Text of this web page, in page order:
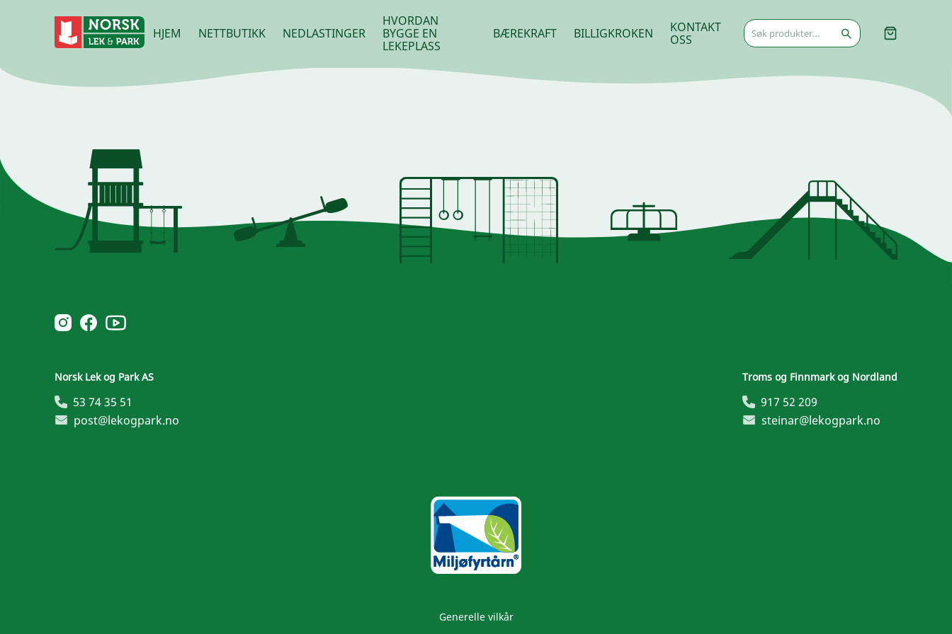
HJEM NETTBUTIKK NEDLASTINGER
HVORDAN
BYGGE EN
LEKEPLASS
BÆREKRAFT BILLIGKROKEN
KONTAKT
OSS
Søk
etter:
Norsk Leg & Park instagram
Norsk Leg & Park facebook
Norsk Leg & Park youtube
Norsk Lek og Park AS
53 74 35 51
post@lekogpark.no
Troms og Finnmark og Nordland
917 52 209
steinar@lekogpark.no
Generelle vilkår